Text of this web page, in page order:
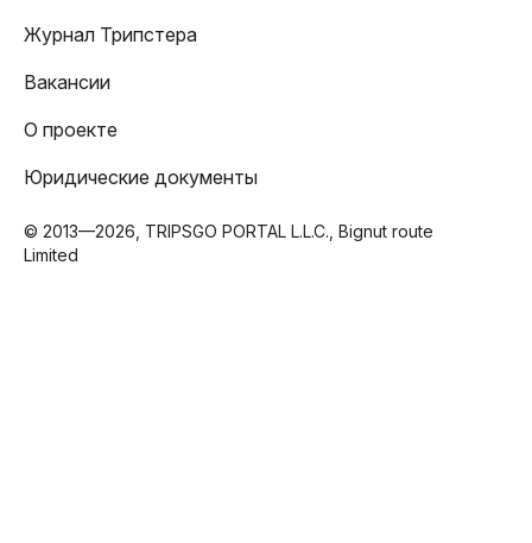
Журнал Трипстера
Вакансии
О проекте
Юридические документы
© 2013—2026, TRIPSGO PORTAL L.L.C., Bignut route
Limited